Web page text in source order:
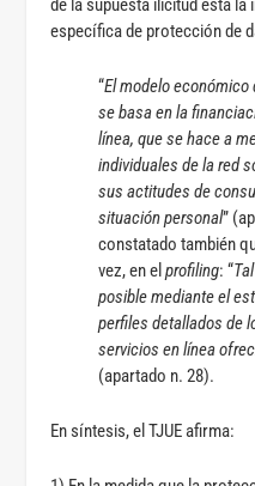
específica de protección de
“El modelo
se basa en la
línea, que se hace a
individuales de la red
sus actitudes de
situación personal”
constatado también
vez, en elprofiling: “
posible mediante el
perfiles detallados de
servicios en línea
(apartado n. 28).
En síntesis, el TJUE afirma: